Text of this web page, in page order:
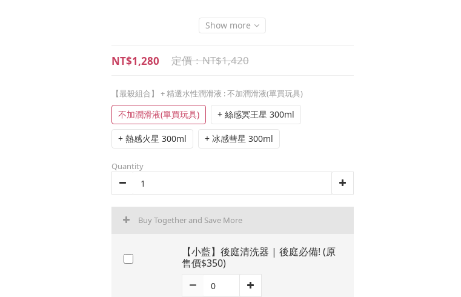
Show more
NT$1,420
NT$1,280
【最殺組合】 + 精選水性潤滑液 : 不加潤滑液(單買玩具)
不加潤滑液(單買玩具) + 絲感冥王星 300ml
+ 熱感火星 300ml + 冰感彗星 300ml
Quantity
Buy Together and Save More
【小藍】後庭清洗器 | 後庭必備! (原
售價$350)